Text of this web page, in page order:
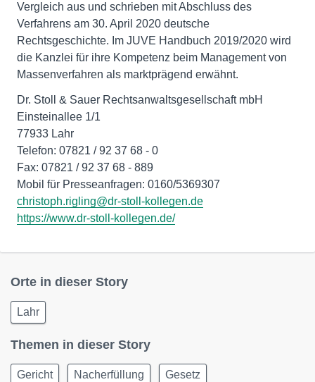
Vergleich aus und schrieben mit Abschluss des
Verfahrens am 30. April 2020 deutsche
Rechtsgeschichte. Im JUVE Handbuch 2019/2020 wird
die Kanzlei für ihre Kompetenz beim Management von
Massenverfahren als marktprägend erwähnt.
Dr. Stoll & Sauer Rechtsanwaltsgesellschaft mbH
Einsteinallee 1/1
77933 Lahr
Telefon: 07821 / 92 37 68 - 0
Fax: 07821 / 92 37 68 - 889
christoph.rigling@dr-stoll-kollegen.de
https://www.dr-stoll-kollegen.de/
Orte in dieser Story
Lahr
Themen in dieser Story
Gericht Nacherfüllung Gesetz